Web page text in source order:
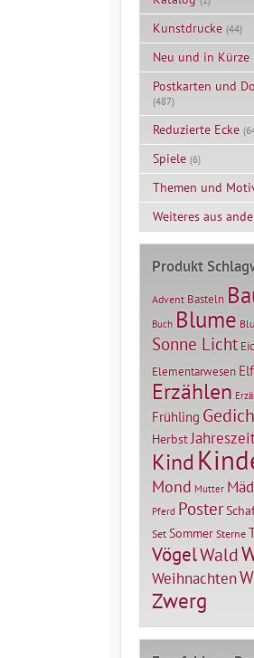
Kunstdrucke (44)
Neu und in Kürze
Postkarten und
(487)
Reduzierte Ecke
Spiele (6)
Themen und
Weiteres aus
Produkt
Advent Basteln
Buch Blume
Sonne Licht
Elementarwesen
Erzählen
Frühling
Herbst
Kind
Mond Mutter
Pferd PosterSchaf
Set Sommer Sterne
VögelWald
Weihnachten
Zwerg